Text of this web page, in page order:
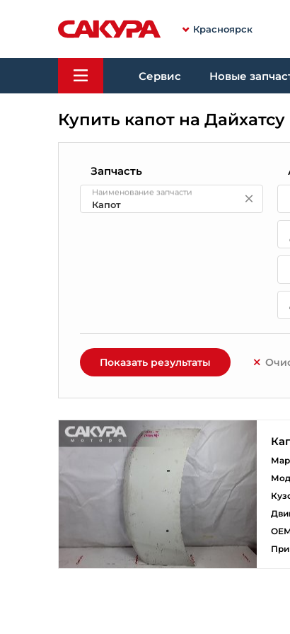
Красноярск
Сервис Новые
Купить капот на
Запчасть
Наименование запчасти
Показать результаты